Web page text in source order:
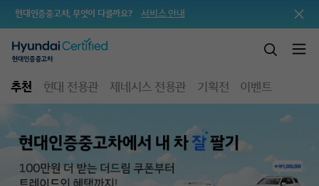
현대인증중고차, 무엇이 다를까요? 서비스 안내
추천 현대 전용관 제네시스 전용관 기획전 이벤트